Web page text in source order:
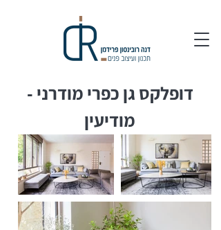
דופלקס גן כפרי מודרני -
מודיעין